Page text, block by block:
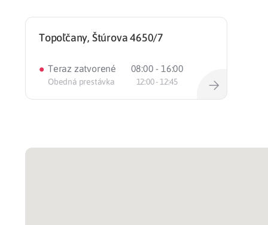
Prečo Union
Topoľčany, Štúrova 4650/7
• Teraz zatvorené 08:00 - 16:00
Obedná prestávka 12:00 - 12:45